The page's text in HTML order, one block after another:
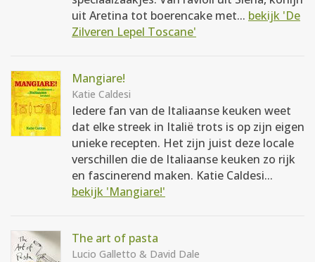
uit Aretina tot boerencake met... bekijk 'De
Zilveren Lepel Toscane'
Mangiare!
Katie Caldesi
Iedere fan van de Italiaanse keuken weet
dat elke streek in Italië trots is op zijn eigen
unieke recepten. Het zijn juist deze locale
verschillen die de Italiaanse keuken zo rijk
en fascinerend maken. Katie Caldesi...
bekijk 'Mangiare!'
The art of pasta
Lucio Galletto & David Dale